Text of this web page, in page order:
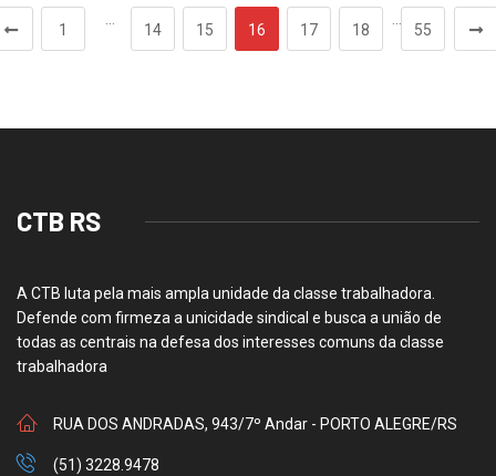
1
…
14 15 16 17 18
…
55
CTB RS
A CTB luta pela mais ampla unidade da classe trabalhadora.
Defende com firmeza a unicidade sindical e busca a união de
todas as centrais na defesa dos interesses comuns da classe
trabalhadora
RUA DOS ANDRADAS, 943/7º Andar - PORTO ALEGRE/RS
(51) 3228.9478